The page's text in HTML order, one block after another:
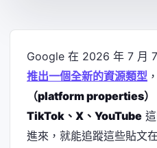
Google 在 2026 年 7 月
推出一個全新的資源類型
（platform properties）
TikTok、X、YouTube
進來，就能追蹤這些貼文